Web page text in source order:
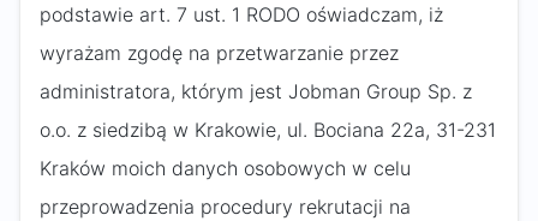
podstawie art. 7 ust. 1 RODO oświadczam, iż
wyrażam zgodę na przetwarzanie przez
administratora, którym jest Jobman Group Sp. z
o.o. z siedzibą w Krakowie, ul. Bociana 22a, 31-231
Kraków moich danych osobowych w celu
przeprowadzenia procedury rekrutacji na